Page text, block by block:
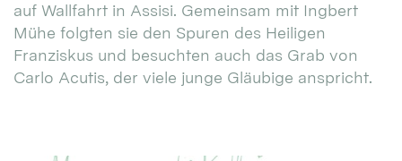
auf Wallfahrt in Assisi. Gemeinsam mit Ingbert
Mühe folgten sie den Spuren des Heiligen
Franziskus und besuchten auch das Grab von
Carlo Acutis, der viele junge Gläubige anspricht.